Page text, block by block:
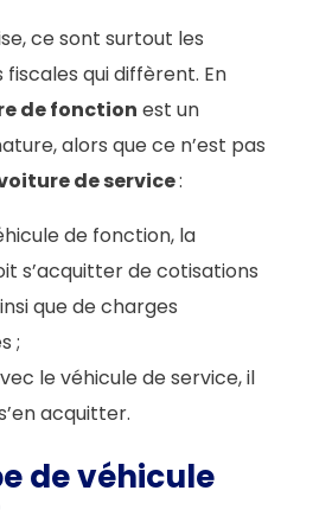
ce sont surtout les
qui diffèrent. En
de fonction est un
alors que ce n’est pas
de service:
de fonction, la
s’acquitter de cotisations
que de charges
;
le véhicule de service, il
acquitter.
de véhicule